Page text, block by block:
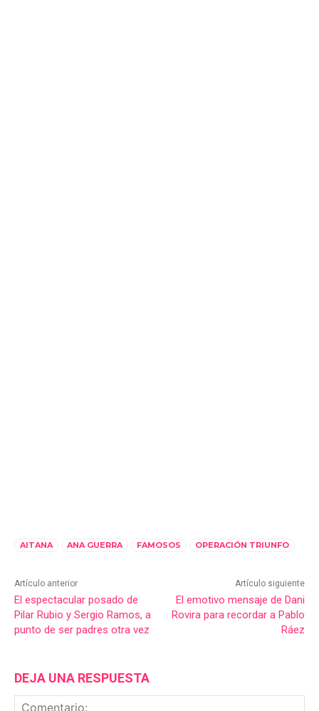
AITANA ANA GUERRA FAMOSOS OPERACIÓN TRIUNFO
Artículo anterior
El espectacular posado de
Pilar Rubio y Sergio Ramos, a
punto de ser padres otra vez
Artículo siguiente
El emotivo mensaje de Dani
Rovira para recordar a Pablo
Ráez
DEJA UNA RESPUESTA